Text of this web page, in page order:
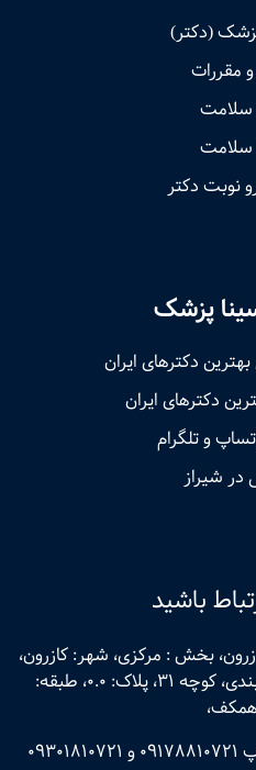
(دکتر)
و مقررات
سلامت
سلامت
نوبت دکتر
پزشک
دکترهای ایران
دکترهای ایران
و تلگرام
در شیراز
باشید
بخش : مرکزی، شهر: کازرون،
محله: مصلی، خیابان کمربندی، کوچه 31، پلاک: 0.0، طبقه:
همکف،
09178810721 و 09301810721